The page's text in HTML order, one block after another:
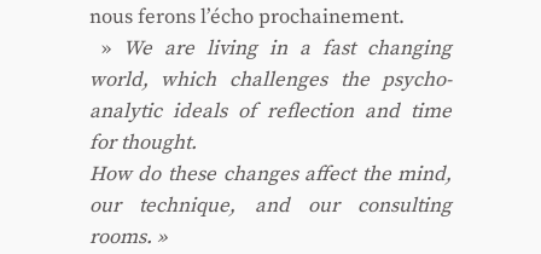
nous ferons l’é­cho pro­chai­ne­ment.
»
We are living in a fast chan­ging
world, which chal­lenges the psy­cho­
ana­ly­tic ideals of reflec­tion and time
for thought.
How do these changes affect the mind,
our tech­nique, and our consul­ting
rooms. »